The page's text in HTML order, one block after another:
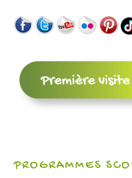
PROGRAMMES